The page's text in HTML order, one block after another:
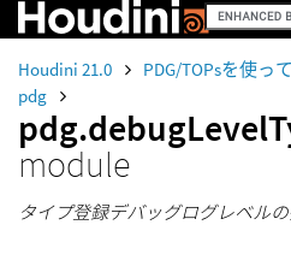
Houdini 21.0
PDG/TOPsを使っ
pdg
module
タイプ登録デバッグログレベルの